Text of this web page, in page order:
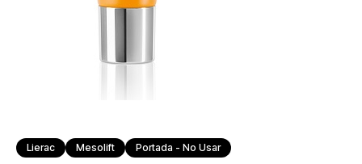
Lierac Mesolift Portada - No Usar